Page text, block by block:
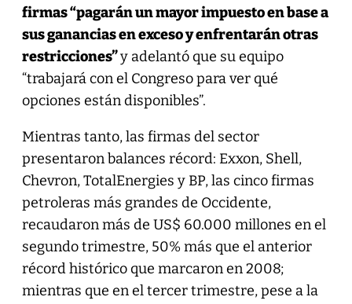
firmas “pagarán un mayor impuesto en base a
sus ganancias en exceso y enfrentarán otras
restricciones”y adelantó que su equipo
“trabajará con el Congreso para ver qué
opciones están disponibles”.
Mientras tanto, las firmas del sector
presentaron balances récord: Exxon, Shell,
Chevron, TotalEnergies y BP, las cinco firmas
petroleras más grandes de Occidente,
recaudaron más de US$ 60.000 millones en el
segundo trimestre, 50% más que el anterior
récord histórico que marcaron en 2008;
mientras que en el tercer trimestre, pese a la